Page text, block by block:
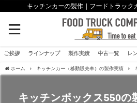
キッチンカーの製作｜フードトラック
ご挨拶 ラインナップ 製作実績 中古一覧 レ
ホーム キッチンカー（移動販売車）の製作実績
キッチンボックス550の